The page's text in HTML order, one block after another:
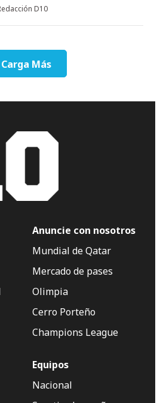
D10
Carga Más
Anuncie con nosotros
Mundial de Qatar
Mercado de pases
Olimpia
Cerro Porteño
Champions League
Equipos
Nacional